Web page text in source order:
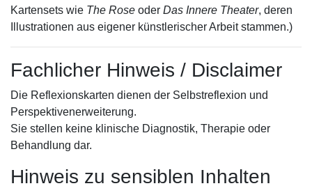
Kartensets wie The Rose oder Das Innere Theater, deren
Illustrationen aus eigener künstlerischer Arbeit stammen.)
Fachlicher Hinweis / Disclaimer
Die Reflexionskarten dienen der Selbstreflexion und
Perspektivenerweiterung.
Sie stellen keine klinische Diagnostik, Therapie oder
Behandlung dar.
Hinweis zu sensiblen Inhalten